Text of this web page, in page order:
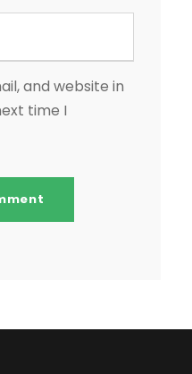
and website in
time I